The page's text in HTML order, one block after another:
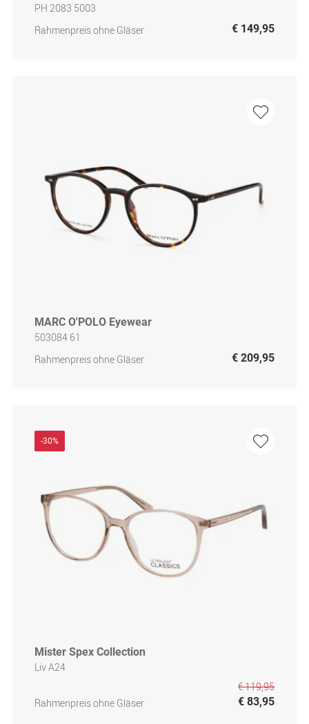
PH 2083 5003
Rahmenpreis ohne Gläser
€ 149,95
MARC O'POLO Eyewear
503084 61
Rahmenpreis ohne Gläser
€ 209,95
-30%
Mister Spex Collection
Liv A24
Rahmenpreis ohne Gläser
€ 119,95
€ 83,95